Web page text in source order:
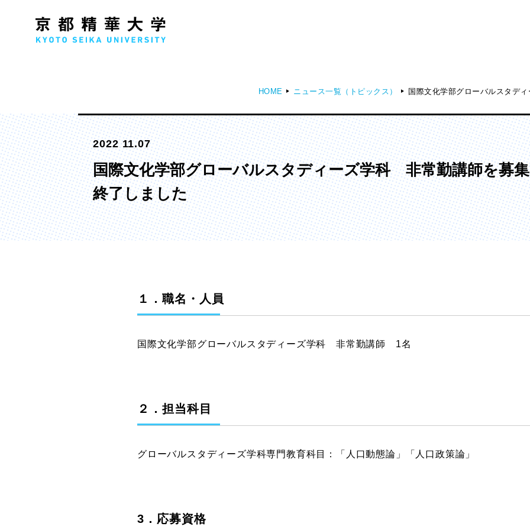
人文学部
歴史コース
文学コース
社会コース
国際文化コース
国際日本学コース
メディア表現学部
メディア表現学科
芸術学部
造形学科
デジタルクリエイションコース
プロダクトデザイン学科
HOME ニュース一覧（トピックス） 国際文化学部グローバルスタデ
2022 11.07
国際文化学部グローバルスタディーズ学科 非常勤講師を
終了しました
１．職名・人員
国際文化学部グローバルスタディーズ学科 非常勤講師 1名
２．担当科目
グローバルスタディーズ学科専門教育科目：「人口動態論」「人口政策論」
3．応募資格